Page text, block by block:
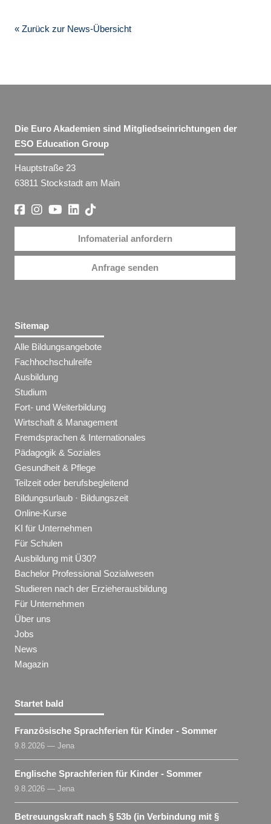
« Zurück zur News-Übersicht
Die Euro Akademien sind Mitgliedseinrichtungen der
ESO Education Group
Hauptstraße 23
63811 Stockstadt am Main
Infomaterial anfordern
Anfrage senden
Sitemap
Alle Bildungsangebote
Fachhochschulreife
Ausbildung
Studium
Fort- und Weiterbildung
Wirtschaft & Management
Fremdsprachen & Internationales
Pädagogik & Soziales
Gesundheit & Pflege
Teilzeit oder berufsbegleitend
Bildungsurlaub · Bildungszeit
Online-Kurse
KI für Unternehmen
Für Schulen
Ausbildung mit Ü30?
Bachelor Professional Sozialwesen
Studieren nach der Erzieherausbildung
Für Unternehmen
Über uns
Jobs
News
Magazin
Startet bald
Französische Sprachferien für Kinder - Sommer
9.8.2026 — Jena
Englische Sprachferien für Kinder - Sommer
9.8.2026 — Jena
Betreuungskraft nach § 53b (in Verbindung mit §